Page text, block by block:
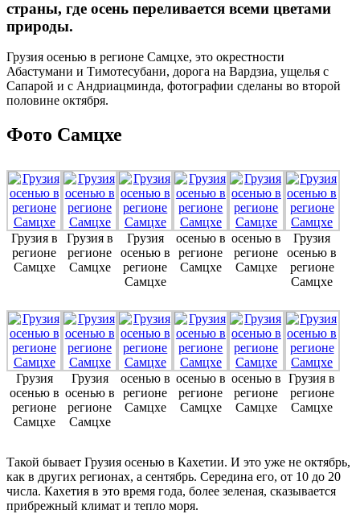
страны, где осень переливается всеми цветами
природы.
Грузия осенью в регионе Самцхе, это окрестности
Абастумани и Тимотесубани, дорога на Вардзиа, ущелья с
Сапарой и с Андриацминда, фотографии сделаны во второй
половине октября.
Фото Самцхе
Грузия в
регионе
Самцхе
Грузия в
регионе
Самцхе
Грузия
осенью в
регионе
Самцхе
осенью в
регионе
Самцхе
осенью в
регионе
Самцхе
Грузия
осенью в
регионе
Самцхе
Грузия
осенью в
регионе
Самцхе
Грузия
осенью в
регионе
Самцхе
осенью в
регионе
Самцхе
осенью в
регионе
Самцхе
осенью в
регионе
Самцхе
Грузия в
регионе
Самцхе
Такой бывает Грузия осенью в Кахетии. И это уже не октябрь,
как в других регионах, а сентябрь. Середина его, от 10 до 20
числа. Кахетия в это время года, более зеленая, сказывается
прибрежный климат и тепло моря.